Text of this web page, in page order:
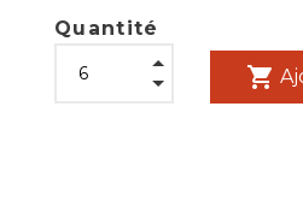
Quantité
shopping_cart